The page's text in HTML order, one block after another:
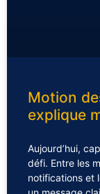
Motion
explique
Aujourd’hui,
défi. Entre les
notifications et